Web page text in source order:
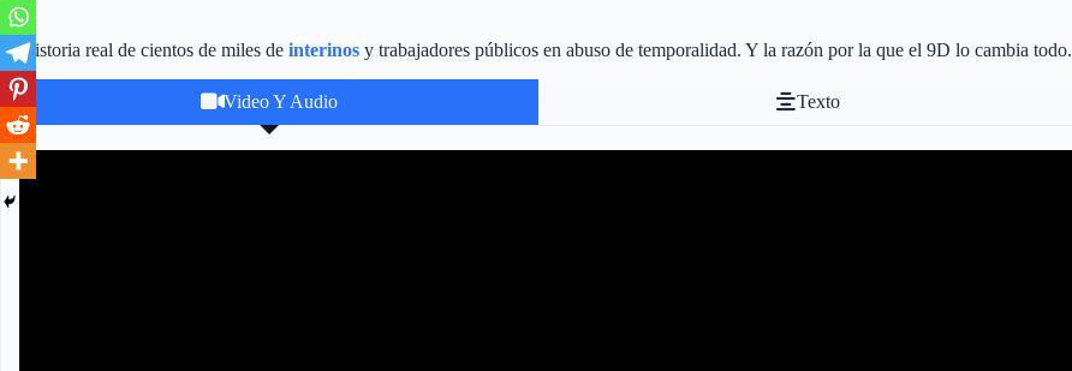
La historia real de cientos de miles de interinos y trabajadores públicos en abuso de temporalidad. Y la razón por la que el 9D lo cambia todo.
Video Y Audio Texto